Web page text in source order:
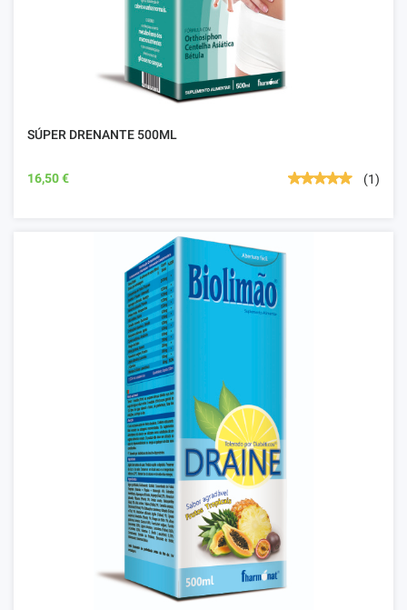
SÚPER DRENANTE 500ML
16,50 € (1)